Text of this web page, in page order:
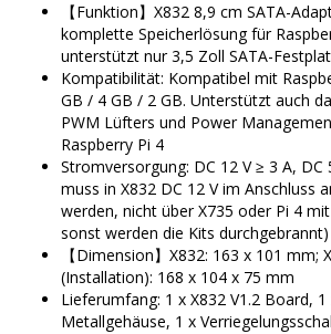
【Funktion】X832 8,9 cm SATA-
komplette Speicherlösung für
unterstützt nur 3,5 Zoll SATA-
Kompatibilität: Kompatibel mit
GB / 4 GB / 2 GB. Unterstützt auch
PWM Lüfters und Power
Raspberry Pi 4
Stromversorgung: DC 12 V ≥ 3 A, DC
muss in X832 DC 12 V im Anschluss
werden, nicht über X735 oder Pi 4
sonst werden die Kits durchgebrannt)
【Dimension】X832: 163 x 101 mm;
(Installation): 168 x 104 x 75 mm
Lieferumfang: 1 x X832 V1.2 Board, 1
Metallgehäuse, 1 x